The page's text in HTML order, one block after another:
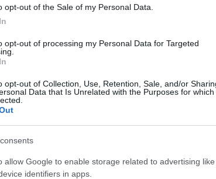
opt-out of the Sale of my Personal Data.
opt-out of processing my Personal Data for Targeted
opt-out of Collection, Use, Retention, Sale, and/or
Data that Is Unrelated with the Purposes for which
allow Google to enable storage related to advertising
identifiers in apps.
τον θεό» - Η κυρία Μέσι
στο Instagram, την
η σύντροφος του
Και οι
"φιλίες"